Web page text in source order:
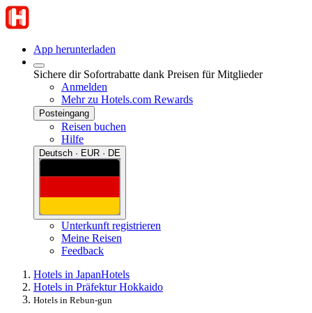
App herunterladen
Sichere dir Sofortrabatte dank Preisen für Mitglieder
Anmelden
Mehr zu Hotels.com Rewards
Posteingang
Reisen buchen
Hilfe
Deutsch · EUR · DE
Unterkunft registrieren
Meine Reisen
Feedback
Hotels in JapanHotels
Hotels in Präfektur Hokkaido
Hotels in Rebun-gun